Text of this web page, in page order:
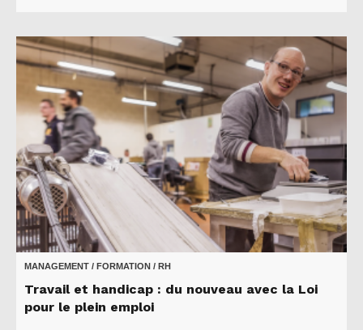
MANAGEMENT / FORMATION / RH
Travail et handicap : du nouveau avec la Loi
pour le plein emploi